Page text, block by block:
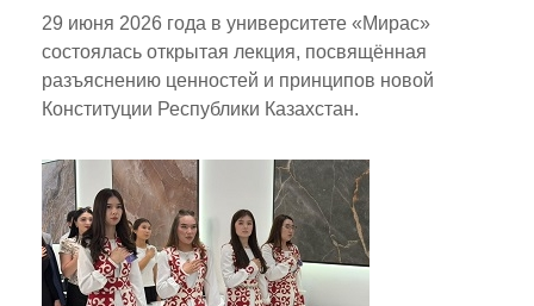
29 июня 2026 года в университете «Мирас»
состоялась открытая лекция, посвящённая
разъяснению ценностей и принципов новой
Конституции Республики Казахстан.